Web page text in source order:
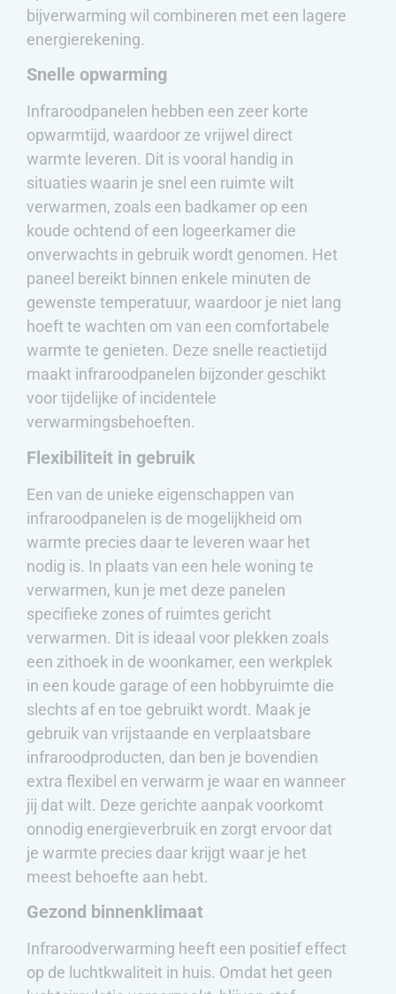
bijverwarming wil combineren met een lagere
energierekening.
Snelle opwarming
Infraroodpanelen hebben een zeer korte
opwarmtijd, waardoor ze vrijwel direct
warmte leveren. Dit is vooral handig in
situaties waarin je snel een ruimte wilt
verwarmen, zoals een badkamer op een
koude ochtend of een logeerkamer die
onverwachts in gebruik wordt genomen. Het
paneel bereikt binnen enkele minuten de
gewenste temperatuur, waardoor je niet lang
hoeft te wachten om van een comfortabele
warmte te genieten. Deze snelle reactietijd
maakt infraroodpanelen bijzonder geschikt
voor tijdelijke of incidentele
verwarmingsbehoeften.
Flexibiliteit in gebruik
Een van de unieke eigenschappen van
infraroodpanelen is de mogelijkheid om
warmte precies daar te leveren waar het
nodig is. In plaats van een hele woning te
verwarmen, kun je met deze panelen
specifieke zones of ruimtes gericht
verwarmen. Dit is ideaal voor plekken zoals
een zithoek in de woonkamer, een werkplek
in een koude garage of een hobbyruimte die
slechts af en toe gebruikt wordt. Maak je
gebruik van vrijstaande en verplaatsbare
infraroodproducten, dan ben je bovendien
extra flexibel en verwarm je waar en wanneer
jij dat wilt. Deze gerichte aanpak voorkomt
onnodig energieverbruik en zorgt ervoor dat
je warmte precies daar krijgt waar je het
meest behoefte aan hebt.
Gezond binnenklimaat
Infraroodverwarming heeft een positief effect
op de luchtkwaliteit in huis. Omdat het geen